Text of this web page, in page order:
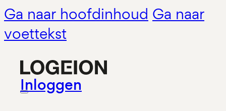
Ga naar hoofdinhoud Ga naar
voettekst
Inloggen